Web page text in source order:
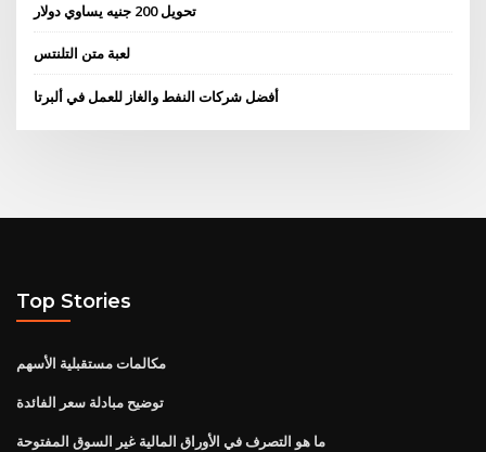
تحويل 200 جنيه يساوي دولار
لعبة متن التلنتس
أفضل شركات النفط والغاز للعمل في ألبرتا
Top Stories
مكالمات مستقبلية الأسهم
توضيح مبادلة سعر الفائدة
ما هو التصرف في الأوراق المالية غير السوق المفتوحة